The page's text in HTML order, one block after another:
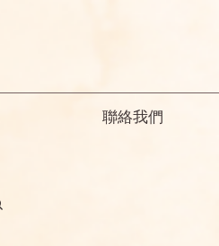
聯絡我們